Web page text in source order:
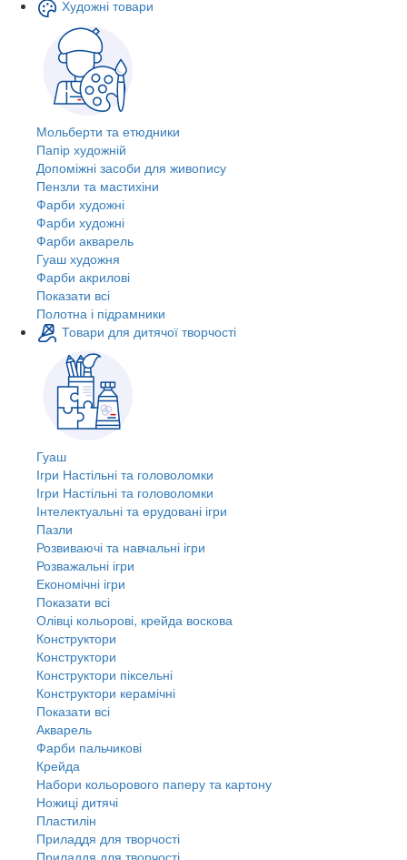
Художні товари
Мольберти та етюдники
Папір художній
Допоміжні засоби для живопису
Пензли та мастихіни
Фарби художні
Фарби художні
Фарби акварель
Гуаш художня
Фарби акрилові
Показати всі
Полотна і підрамники
Товари для дитячої творчості
Гуаш
Ігри Настільні та головоломки
Ігри Настільні та головоломки
Інтелектуальні та ерудовані ігри
Пазли
Розвиваючі та навчальні ігри
Розважальні ігри
Економічні ігри
Показати всі
Олівці кольорові, крейда воскова
Конструктори
Конструктори
Конструктори піксельні
Конструктори керамічні
Показати всі
Акварель
Фарби пальчикові
Крейда
Набори кольорового паперу та картону
Ножиці дитячі
Пластилін
Приладдя для творчості